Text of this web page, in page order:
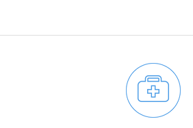
06-6943-
受付時間：受付 : 9時〜17